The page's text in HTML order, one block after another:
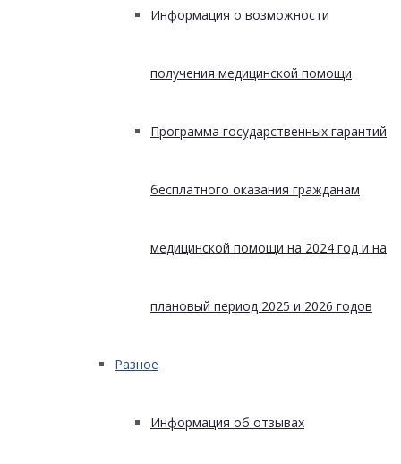
Информация о возможности
получения медицинской помощи
Программа государственных гарантий
бесплатного оказания гражданам
медицинской помощи на 2024 год и на
плановый период 2025 и 2026 годов
Разное
Информация об отзывах